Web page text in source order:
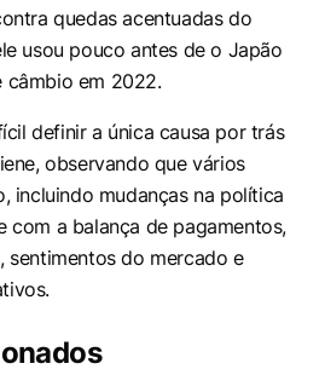
quedas acentuadas do
usou pouco antes de o Japão
câmbio em 2022.
definir a única causa por trás
observando que vários
incluindo mudanças na política
com a balança de pagamentos,
sentimentos do mercado e